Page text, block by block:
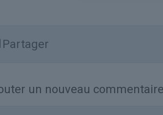
Partager
un nouveau commentaire